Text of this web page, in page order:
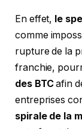
En effet, le
comme
rupture de la
franchie,
des BTCafin
entreprises
spirale de la